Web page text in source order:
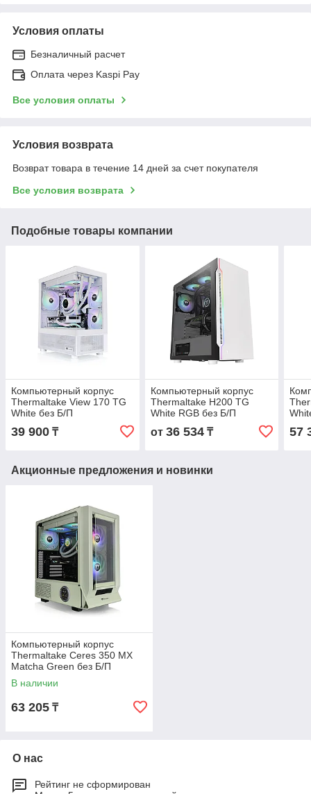
Условия оплаты
Безналичный расчет
Оплата через Kaspi Pay
Все условия оплаты
Условия возврата
Возврат товара в течение 14 дней за счет покупателя
Все условия возврата
Подобные товары компании
Компьютерный корпус
Thermaltake View 170 TG
White без Б/П
39 900 ₸
Компьютерный корпус
Thermaltake H200 TG
White RGB без Б/П
от 36 534₸ 57
Акционные предложения и новинки
Компьютерный корпус
Thermaltake Ceres 350 MX
Matcha Green без Б/П
В наличии
63 205 ₸
О нас
Рейтинг не сформирован